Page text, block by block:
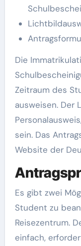
Die
Zeitraum des
ausweisen. Der
sein. Das
Website der
Es gibt zwei
Student zu
Reisezentrum.
einfach,